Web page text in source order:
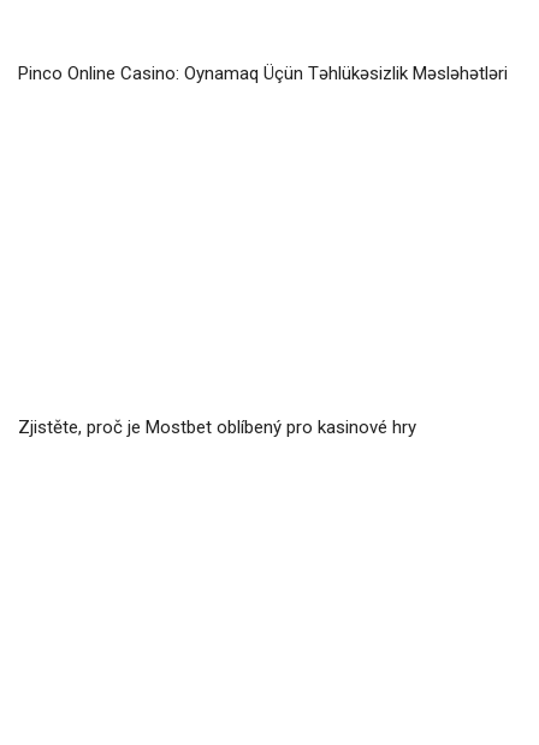
Pinco Online Casino: Oynamaq Üçün Təhlükəsizlik Məsləhətləri
Zjistěte, proč je Mostbet oblíbený pro kasinové hry